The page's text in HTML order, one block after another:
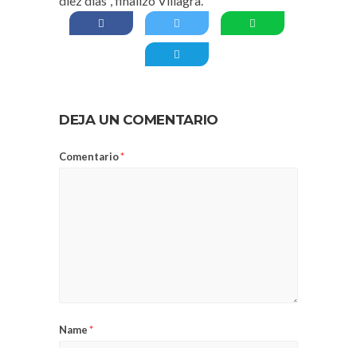
DEJA UN COMENTARIO
Comentario*
Name*